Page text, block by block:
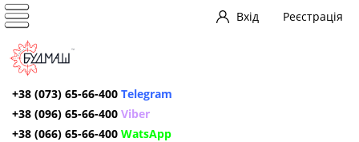
Вхід Реєстрація
+38 (073) 65-66-400 Telegram
+38 (096) 65-66-400 Viber
+38 (066) 65-66-400 WatsApp